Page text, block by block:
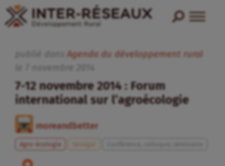
Agenda du développement rural
7-12 novembre 2014 : Forum
international sur l’agroécologie
moreandbetter
Agro-écologie Sénégal